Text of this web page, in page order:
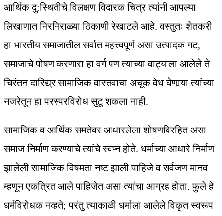
आर्थिक दु:स्थितीचे विलक्षण विदारक चित्र त्यांनी आपल्या
लिखाणात निरनिराळ्या ठिकाणी रेखाटले आहे. वस्तुतः शेतकरी
हा भारतीय समाजातील सर्वात महत्त्वपूर्ण असा उत्पादक गट,
समाजाचे पोषण करणारा हा वर्ग पण त्याच्या वाट्याला आलेले ते
चिरंतन दारिद्य्र सामाजिक वास्तवाचा अचूक वेध घेणार्‍या त्यांच्या
नजरेतून हा परस्परविरोध सुटू शकला नाही.
सामाजिक व आर्थिक समतेवर आधारलेला शोषणविरहित असा
समाज निर्माण करण्याचे त्यांचे स्वप्न होते. धर्माच्या आधारे निर्माण
झालेली सामाजिक विषमता नष्ट झाली पाहिजे व सर्वजण मानव
म्हणून एकत्रित आले पाहिजेत असा त्यांचा आग्रह होता. फुले हे
धर्मविरोधक नव्हते; परंतु त्याकाळी धर्माला आलेले विकृत स्वरूप